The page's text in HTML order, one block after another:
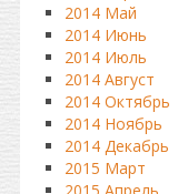
2014 Май
2014 Июнь
2014 Июль
2014 Август
2014 Октябрь
2014 Ноябрь
2014 Декабрь
2015 Март